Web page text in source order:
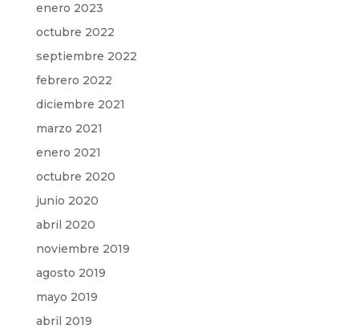
enero 2023
octubre 2022
septiembre 2022
febrero 2022
diciembre 2021
marzo 2021
enero 2021
octubre 2020
junio 2020
abril 2020
noviembre 2019
agosto 2019
mayo 2019
abril 2019